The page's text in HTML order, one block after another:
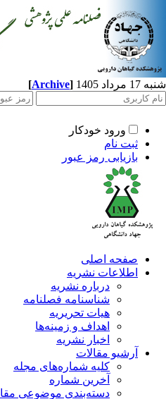
1405
[Archive]
ورود خودکار
ثبت نام
بازیابی رمز عبور
صفحه اصلی
اطلاعات نشریه
درباره نشریه
شناسنامه فصلنامه
هیات تحریریه
اهداف و زمینه‌ها
اخبار نشریه
آرشیو مقالات
کلیه شماره‌های مجله
آخرین شماره
دسته‌بندی موضوعی مقالات